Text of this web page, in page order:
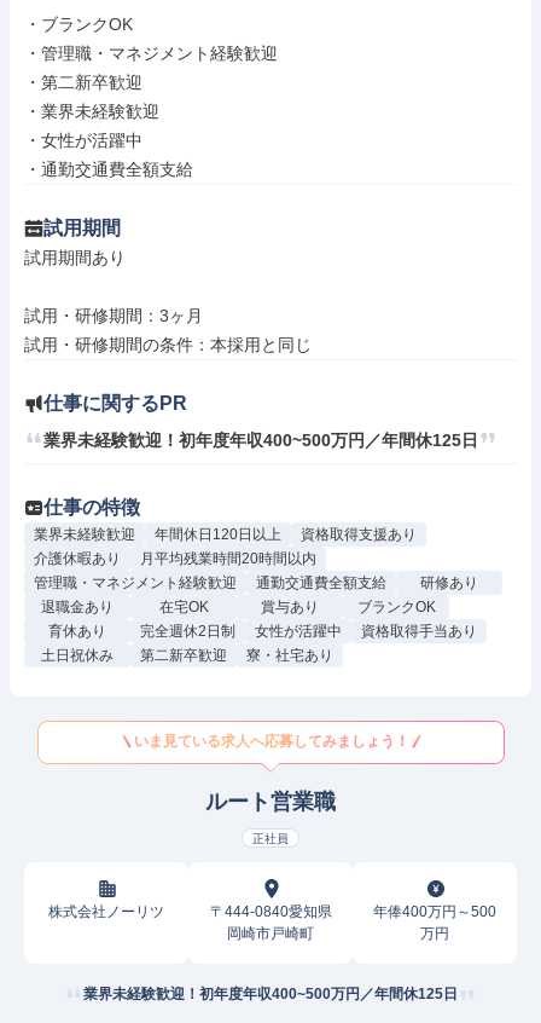
・ブランクOK
・管理職・マネジメント経験歓迎
・第二新卒歓迎
・業界未経験歓迎
・女性が活躍中
・通勤交通費全額支給
試用期間
試用期間あり
試用・研修期間：3ヶ月
仕事に関するPR
業界未経験歓迎！初年度年収400~500万円／年間休125日
仕事の特徴
業界未経験歓迎 年間休日120日以上
資格取得支援あり
介護休暇あり
月平均残業時間20時間以内
管理職・マネジメント経験歓迎
通勤交通費全額支給
研修あり
退職金あり
在宅OK 賞与あり
ブランクOK
育休あり
完全週休2日制 女性が活躍中
資格取得手当あり
土日祝休み
第二新卒歓迎 寮・社宅あり
いま見ている求人へ応募してみましょう！
ルート営業職
正社員
株式会社ノーリツ
〒444-0840愛知県
岡崎市戸崎町
年俸400万円～500
万円
業界未経験歓迎！初年度年収400~500万円／年間休125日